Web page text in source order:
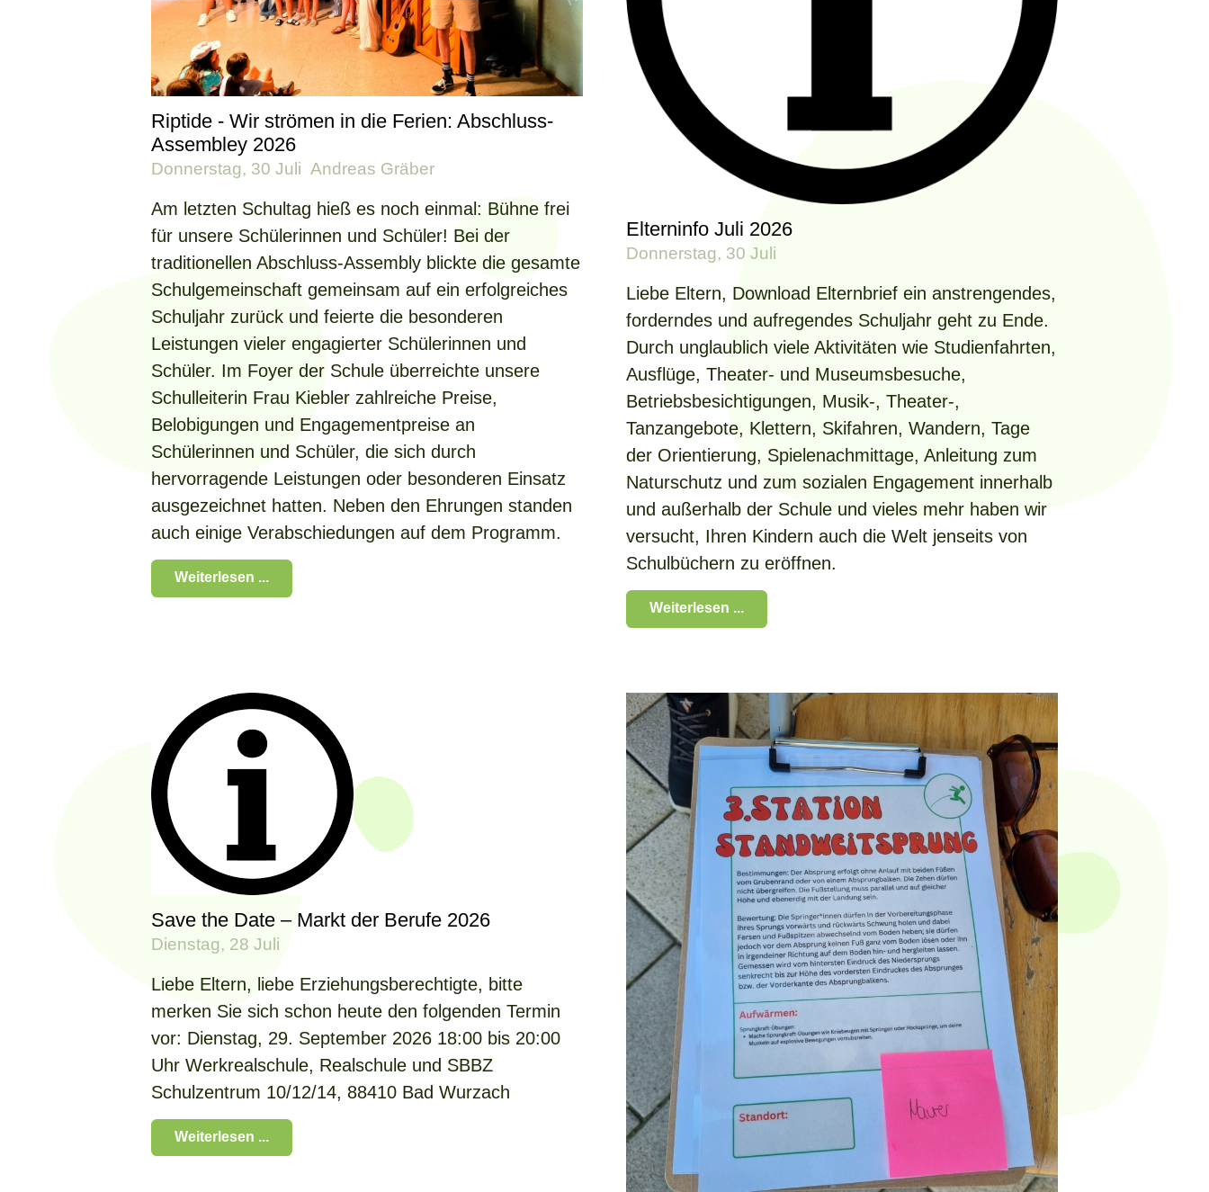
Riptide - Wir strömen in die Ferien: Abschluss-
Assembley 2026
Donnerstag, 30 Juli Andreas Gräber
Am letzten Schultag hieß es noch einmal: Bühne frei
für unsere Schülerinnen und Schüler! Bei der
traditionellen Abschluss-Assembly blickte die gesamte
Schulgemeinschaft gemeinsam auf ein erfolgreiches
Schuljahr zurück und feierte die besonderen
Leistungen vieler engagierter Schülerinnen und
Schüler. Im Foyer der Schule überreichte unsere
Schulleiterin Frau Kiebler zahlreiche Preise,
Belobigungen und Engagementpreise an
Schülerinnen und Schüler, die sich durch
hervorragende Leistungen oder besonderen Einsatz
ausgezeichnet hatten. Neben den Ehrungen standen
auch einige Verabschiedungen auf dem Programm.
Weiterlesen ...
Elterninfo Juli 2026
Donnerstag, 30 Juli
Liebe Eltern, Download Elternbrief ein anstrengendes,
forderndes und aufregendes Schuljahr geht zu Ende.
Durch unglaublich viele Aktivitäten wie Studienfahrten,
Ausflüge, Theater- und Museumsbesuche,
Betriebsbesichtigungen, Musik-, Theater-,
Tanzangebote, Klettern, Skifahren, Wandern, Tage
der Orientierung, Spielenachmittage, Anleitung zum
Naturschutz und zum sozialen Engagement innerhalb
und außerhalb der Schule und vieles mehr haben wir
versucht, Ihren Kindern auch die Welt jenseits von
Schulbüchern zu eröffnen.
Weiterlesen ...
Save the Date – Markt der Berufe 2026
Dienstag, 28 Juli
Liebe Eltern, liebe Erziehungsberechtigte, bitte
merken Sie sich schon heute den folgenden Termin
vor: Dienstag, 29. September 2026 18:00 bis 20:00
Uhr Werkrealschule, Realschule und SBBZ
Schulzentrum 10/12/14, 88410 Bad Wurzach
Weiterlesen ...